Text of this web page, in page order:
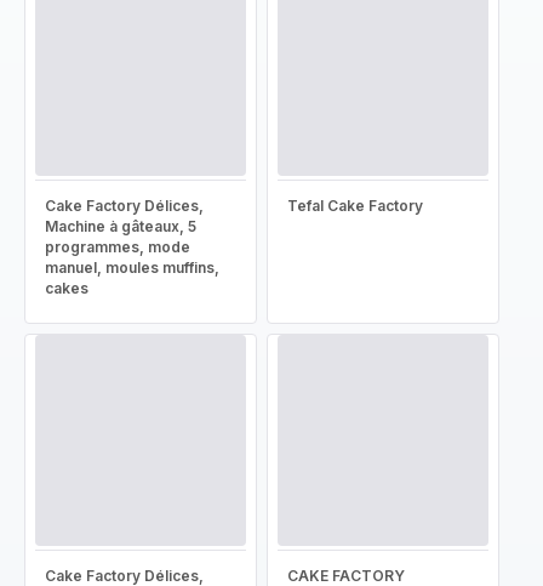
Cake Factory Délices,
Machine à gâteaux, 5
programmes, mode
manuel, moules muffins,
cakes
Tefal Cake Factory
Cake Factory Délices,
CAKE FACTORY